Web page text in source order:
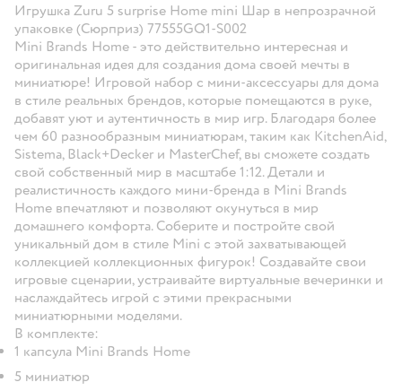
Игрушка Zuru 5 surprise Home mini Шар в непрозрачной
упаковке (Сюрприз) 77555GQ1-S002
Mini Brands Home - это действительно интересная и
оригинальная идея для создания дома своей мечты в
миниатюре! Игровой набор с мини-аксессуары для дома
в стиле реальных брендов, которые помещаются в руке,
добавят уют и аутентичность в мир игр. Благодаря более
чем 60 разнообразным миниатюрам, таким как KitchenAid,
Sistema, Black+Decker и MasterChef, вы сможете создать
свой собственный мир в масштабе 1:12. Детали и
реалистичность каждого мини-бренда в Mini Brands
Home впечатляют и позволяют окунуться в мир
домашнего комфорта. Соберите и постройте свой
уникальный дом в стиле Mini с этой захватывающей
коллекцией коллекционных фигурок! Создавайте свои
игровые сценарии, устраивайте виртуальные вечеринки и
наслаждайтесь игрой с этими прекрасными
миниатюрными моделями.
В комплекте:
1 капсула Mini Brands Home
5 миниатюр